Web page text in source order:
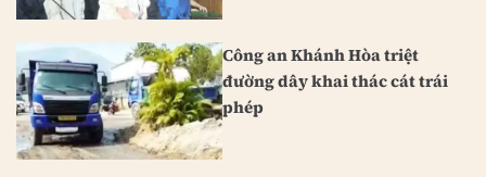
Công an Khánh Hòa triệt
đường dây khai thác cát trái
phép